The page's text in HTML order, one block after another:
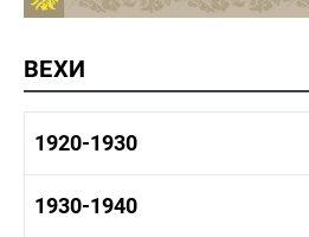
ВЕХИ
1920-1930
1920-1930 история
1930-1940